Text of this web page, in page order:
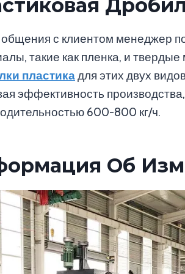
с клиентом менеджер
такие как пленка, и
пластикадля этих двух
эффективность
600-800 кг/ч.
Об